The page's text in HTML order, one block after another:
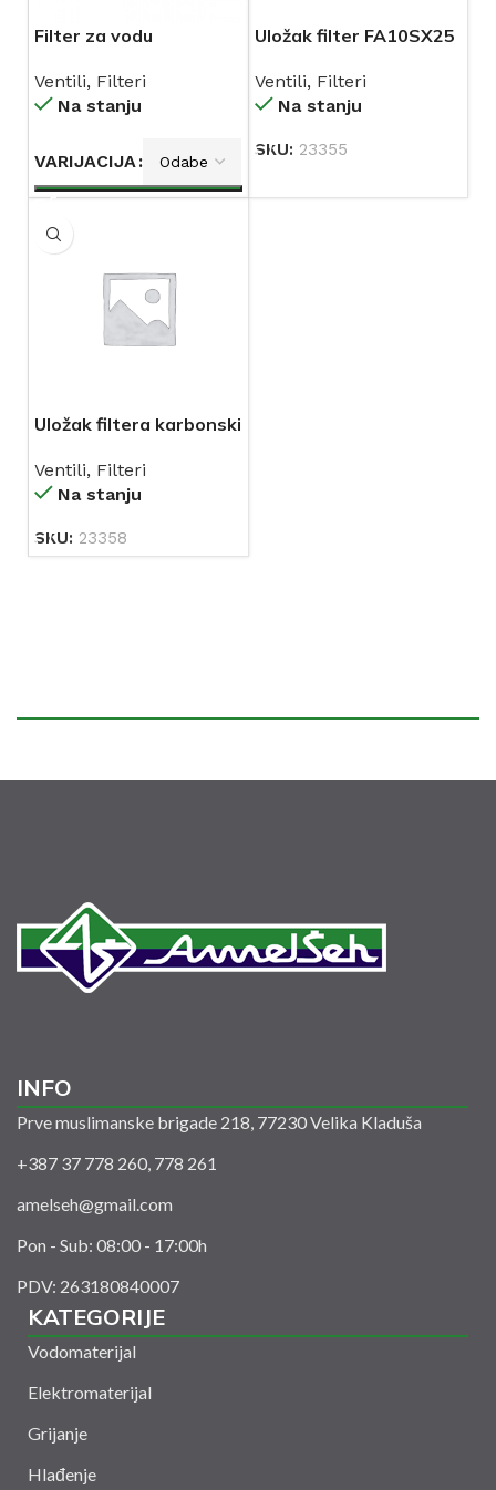
Filter za vodu
Ventili, Filteri
Na stanju
VARIJACIJA
Uložak filter FA10SX25
Ventili, Filteri
Na stanju
SKU: 23355
Uložak filtera karbonski
Ventili, Filteri
Na stanju
SKU: 23358
INFO
Prve muslimanske brigade 218, 77230 Velika Kladuša
+387 37 778 260, 778 261
amelseh@gmail.com
Pon - Sub: 08:00 - 17:00h
PDV: 263180840007
KATEGORIJE
Vodomaterijal
Elektromaterijal
Grijanje
Hlađenje